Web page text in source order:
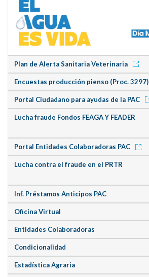
Plan de Alerta Sanitaria Veterinaria
Encuestas producción pienso (Proc. 3297)
Portal Ciudadano para ayudas de la PAC
Lucha fraude Fondos FEAGA Y FEADER
Portal Entidades Colaboradoras PAC
Lucha contra el fraude en el PRTR
Inf. Préstamos Anticipos PAC
Oficina Virtual
Entidades Colaboradoras
Condicionalidad
Estadística Agraria